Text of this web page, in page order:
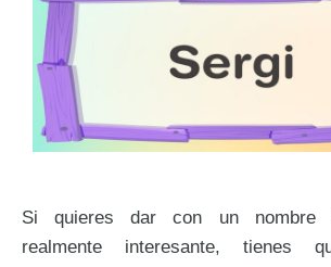
Si quieres dar con un nombre
realmente interesante, tienes